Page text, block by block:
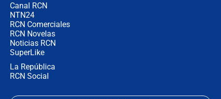
Canal RCN
NTN24
RCN Comerciales
RCN Novelas
Noticias RCN
SuperLike
La República
RCN Social